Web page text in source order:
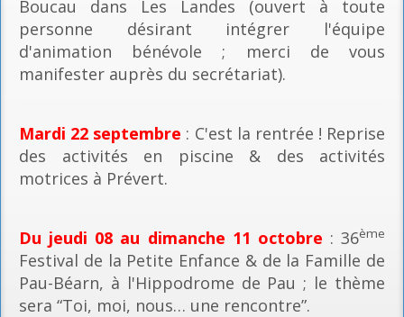
Boucau dans Les Landes (ouvert à toute
personne désirant intégrer l'équipe
d'animation bénévole ; merci de vous
manifester auprès du secrétariat).
Mardi 22 septembre : C'est la rentrée ! Reprise
des activités en piscine & des activités
motrices à Prévert.
Du jeudi 08 au dimanche 11 octobre : 36ème
Festival de la Petite Enfance & de la Famille de
Pau-Béarn, à l'Hippodrome de Pau ; le thème
sera “Toi, moi, nous… une rencontre”.